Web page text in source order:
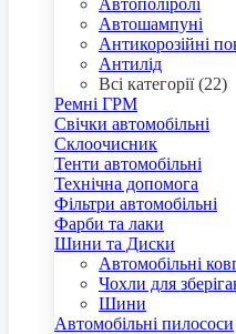
Автополіролі
Автошампуні
Антикорозійні
Антилід
Всі категорії (22)
Ремні ГРМ
Свічки автомобільні
Склоочисник
Тенти автомобільні
Технічна допомога
Фільтри автомобільні
Фарби та лаки
Шини та Диски
Автомобільні
Чохли для
Шини
Автомобільні пилососи